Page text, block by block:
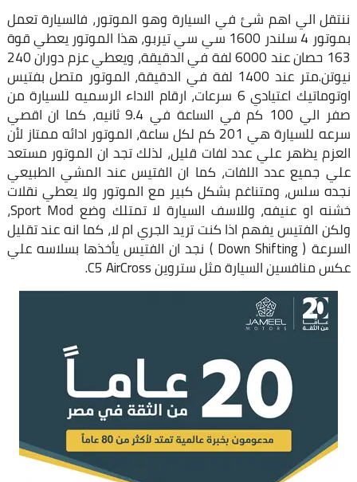
ننتقل الي اهم شئ في السيارة وهو الموتور، فالسيارة تعمل
بموتور 4 سلندر 1600 سي سي تيربو، هذا الموتور يعطي قوة
163 حصان عند 6000 لفة في الدقيقة، ويعطي عزم دوران 240
نيوتن.متر عند 1400 لفة في الدقيقة، الموتور متصل بفتيس
اوتوماتيك اعتيادي 6 سرعات، ارقام الاداء الرسميه للسيارة من
صفر الي 100 كم في الساعة في 9.4 ثانيه، كما ان اقصي
سرعه للسيارة هي 201 كم لكل ساعة، الموتور ادائه ممتاز لأن
العزم يظهر علي عدد لفات قليل، لذلك تجد ان الموتور مستعد
علي جميع عدد اللفات، كما ان الفتيس عند المشي الطبيعي
نجده سلس، ومتناغم بشكل كبير مع الموتور ولا يعطي نقلات
خشنه او عنيفه، وللاسف السيارة لا تمتلك وضع Sport Mod،
ولكن الفتيس يفهم اذا كنت تريد الجري ام لا، كما انه عند تقليل
السرعة ( Down Shifting ) نجد ان الفتيس يأخذها بسلاسه علي
عكس منافسين السيارة مثل ستروين C5 AirCross.